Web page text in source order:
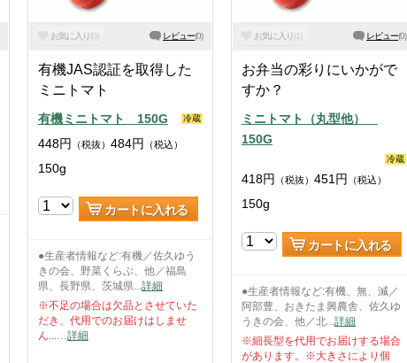
お気に入り(0) レビュー(0)
有機JAS認証を取得した
ミニトマト
有機ミニトマト 150G 冷蔵
448円 （税抜） 484円 （税込）
150g
カートに入れる
●生産者情報など:有機／佐久ゆう
きの会、野菜くらぶ、他／福島
県、長野県、茨城県... 詳細
※不足の場合は欠品とさせていた
だき、代用でのお届けはしませ
ん...
詳細
お気に入り(1 ) レビュー(0)
お弁当の彩りにいかがで
すか？
ミニトマト（丸型他）
150G
冷蔵
418円 （税抜） 451 円 （税込）
150g
カートに入れる
●生産者情報など:有機、無、減／
阿部豊、おきたま興農舎、佐久ゆ
うきの会、他／北... 詳細
※細長型を代用でお届けする場合
があります。※大きさにより個